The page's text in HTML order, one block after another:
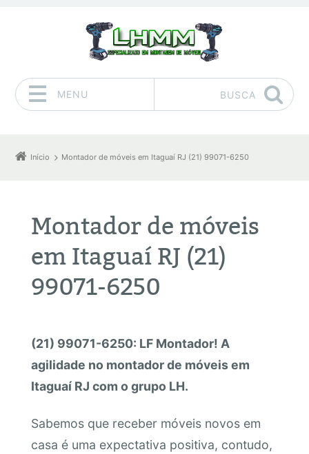
MENU BUSCA
Início Montador de móveis em Itaguaí RJ (21) 99071-6250
Montador de móveis
em Itaguaí RJ (21)
99071-6250
(21) 99071-6250: LF Montador! A
agilidade no montador de móveis em
Itaguaí RJ com o grupo LH.
Sabemos que receber móveis novos em
casa é uma expectativa positiva, contudo,